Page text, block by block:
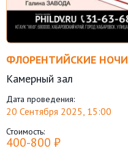
ФЛОРЕНТИЙСКИЕ НОЧИ
Камерный зал
Дата проведения:
20 Сентября 2025, 15:00
Стоимость:
400-800 ₽